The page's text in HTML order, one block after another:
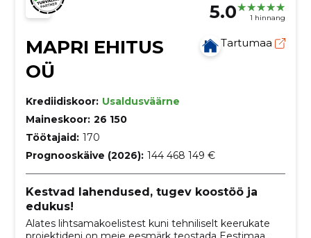
5.0 1 hinnang
MAPRI EHITUS
OÜ
Tartumaa
Krediidiskoor: Usaldusväärne
Maineskoor: 26 150
Töötajaid: 170
Prognooskäive (2026): 144 468 149 €
Kestvad lahendused, tugev koostöö ja
edukus!
Alates lihtsamakoelistest kuni tehniliselt keerukate